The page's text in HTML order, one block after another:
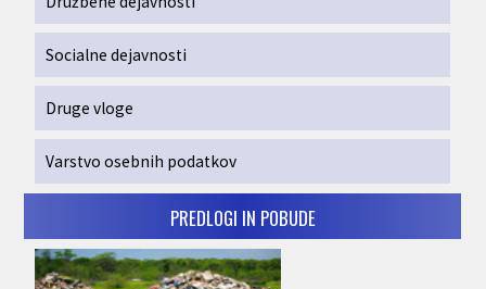
Socialne dejavnosti
Druge vloge
Varstvo osebnih podatkov
PREDLOGI IN POBUDE